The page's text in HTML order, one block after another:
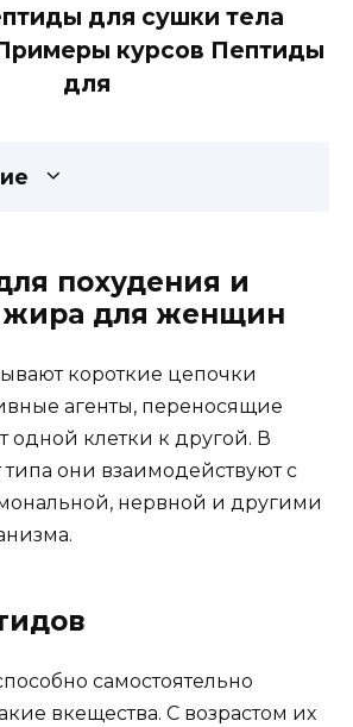
для сушки тела
курсов Пептиды
для
похудения и
жира для женщин
короткие цепочки
агенты, переносящие
клетки к другой. В
типа они взаимодействуют с
нервной и другими
самостоятельно
вкещества. С возрастом их